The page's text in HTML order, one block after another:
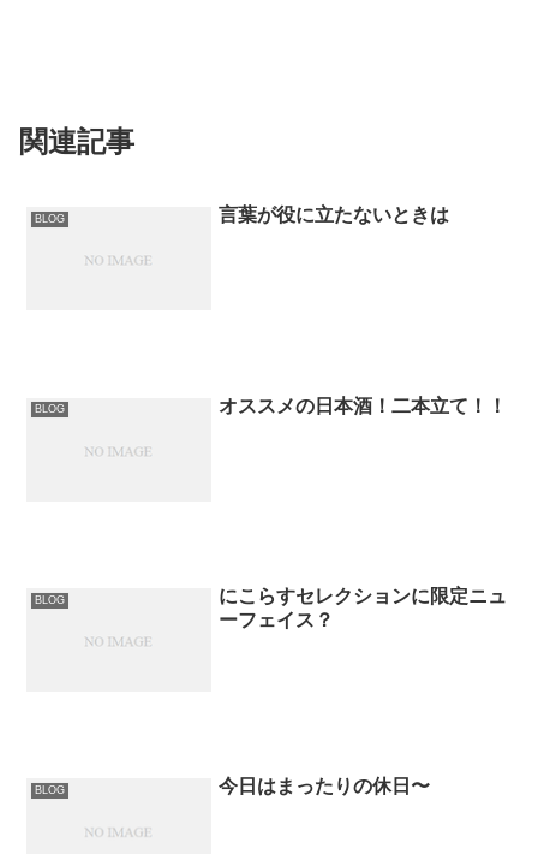
関連記事
BLOG 言葉が役に立たないときは
BLOG オススメの日本酒！二本立て！！
BLOG
にこらすセレクションに限定ニュ
ーフェイス？
BLOG 今日はまったりの休日〜